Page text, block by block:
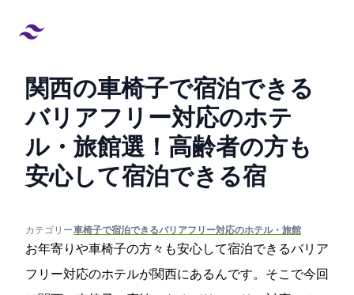
関西の車椅子で宿泊できる
バリアフリー対応のホテ
ル・旅館29選！高齢者の方も
安心して宿泊できる宿
カテゴリー:#車椅子で宿泊できるバリアフリー対応のホテル・旅館
お年寄りや車椅子の方々も安心して宿泊できるバリア
フリー対応のホテルが関西にあるんです。そこで今回